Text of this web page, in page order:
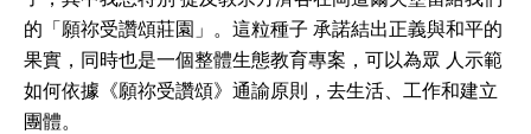
的「願祢受讚頌莊園」。這粒種子 承諾結出正義與和平的
果實，同時也是一個整體生態教育專案，可以為眾 人示範
如何依據《願祢受讚頌》通諭原則，去生活、工作和建立
團體。